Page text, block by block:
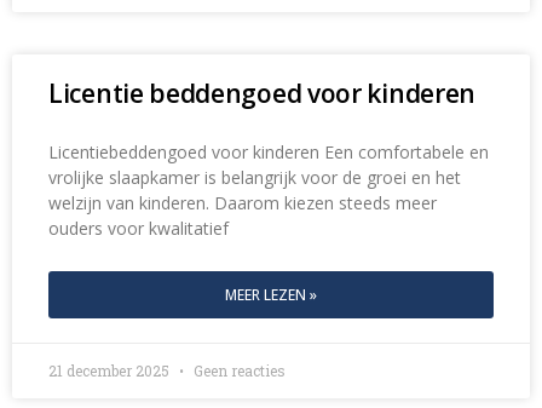
Licentie beddengoed voor kinderen
Licentiebeddengoed voor kinderen Een comfortabele en
vrolijke slaapkamer is belangrijk voor de groei en het
welzijn van kinderen. Daarom kiezen steeds meer
ouders voor kwalitatief
MEER LEZEN »
21 december 2025 Geen reacties